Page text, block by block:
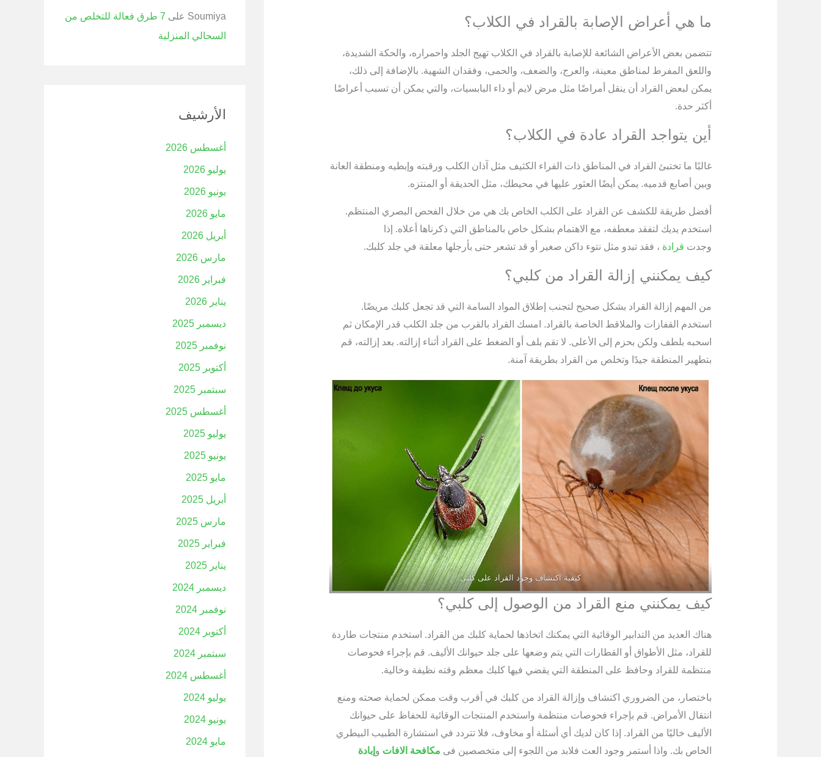
ما هي أعراض الإصابة بالقراد في الكلاب؟
تتضمن بعض الأعراض الشائعة للإصابة بالقراد في الكلاب تهيج الجلد واحمراره، والحكة الشديدة،
واللعق المفرط لمناطق معينة، والعرج، والضعف، والحمى، وفقدان الشهية. بالإضافة إلى ذلك،
يمكن لبعض القراد أن ينقل أمراضًا مثل مرض لايم أو داء البابسيات، والتي يمكن أن تسبب أعراضًا
أكثر حدة.
أين يتواجد القراد عادة في الكلاب؟
غالبًا ما تختبئ القراد في المناطق ذات الفراء الكثيف مثل آذان الكلب ورقبته وإبطيه ومنطقة العانة
وبين أصابع قدميه. يمكن أيضًا العثور عليها في محيطك، مثل الحديقة أو المنتزه.
أفضل طريقة للكشف عن القراد على الكلب الخاص بك هي من خلال الفحص البصري المنتظم.
استخدم يديك لتفقد معطفه، مع الاهتمام بشكل خاص بالمناطق التي ذكرناها أعلاه. إذا
وجدت قرادة ، فقد تبدو مثل نتوء داكن صغير أو قد تشعر حتى بأرجلها معلقة في جلد كلبك.
كيف يمكنني إزالة القراد من كلبي؟
من المهم إزالة القراد بشكل صحيح لتجنب إطلاق المواد السامة التي قد تجعل كلبك مريضًا.
استخدم القفازات والملاقط الخاصة بالقراد. امسك القراد بالقرب من جلد الكلب قدر الإمكان ثم
اسحبه بلطف ولكن بحزم إلى الأعلى. لا تقم بلف أو الضغط على القراد أثناء إزالته. بعد إزالته، قم
بتطهير المنطقة جيدًا وتخلص من القراد بطريقة آمنة.
كيفية اكتشاف وجود القراد على كلبي
كيف يمكنني منع القراد من الوصول إلى كلبي؟
هناك العديد من التدابير الوقائية التي يمكنك اتخاذها لحماية كلبك من القراد. استخدم منتجات طاردة
للقراد، مثل الأطواق أو القطارات التي يتم وضعها على جلد حيوانك الأليف. قم بإجراء فحوصات
منتظمة للقراد وحافظ على المنطقة التي يقضي فيها كلبك معظم وقته نظيفة وخالية.
باختصار، من الضروري اكتشاف وإزالة القراد من كلبك في أقرب وقت ممكن لحماية صحته ومنع
انتقال الأمراض. قم بإجراء فحوصات منتظمة واستخدم المنتجات الوقائية للحفاظ على حيوانك
الأليف خاليًا من القراد. إذا كان لديك أي أسئلة أو مخاوف، فلا تتردد في استشارة الطبيب البيطري
الخاص بك. واذا أستمر وجود العث فلابد من اللجوء إلى متخصصين فى مكافحة الافات وإبادة
Soumiya على
7 طرق فعالة للتخلص من
السحالي المنزلية
الأرشيف
أغسطس 2026
يوليو 2026
يونيو 2026
مايو 2026
أبريل 2026
مارس 2026
فبراير 2026
يناير 2026
ديسمبر 2025
نوفمبر 2025
أكتوبر 2025
سبتمبر 2025
أغسطس 2025
يوليو 2025
يونيو 2025
مايو 2025
أبريل 2025
مارس 2025
فبراير 2025
يناير 2025
ديسمبر 2024
نوفمبر 2024
أكتوبر 2024
سبتمبر 2024
أغسطس 2024
يوليو 2024
يونيو 2024
مايو 2024